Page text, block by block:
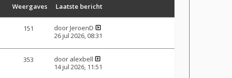
Weergaves Laatste bericht
151 doorJeroenD
26 jul 2026, 08:31
353 door alexbell
14 jul 2026, 11:51